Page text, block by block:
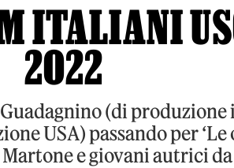
ITALIANI
2022
Guadagnino (di
USA) passando per ‘Le
e giovani autrici da